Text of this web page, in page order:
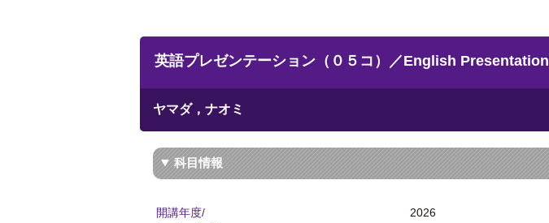
英語プレゼンテーション（０５コ）／English Presentation
ヤマダ，ナオミ
科目情報
開講年度/
2026